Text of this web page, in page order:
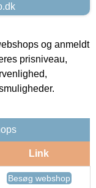
og anmeldt
prisniveau,
Link
Besøg webshop